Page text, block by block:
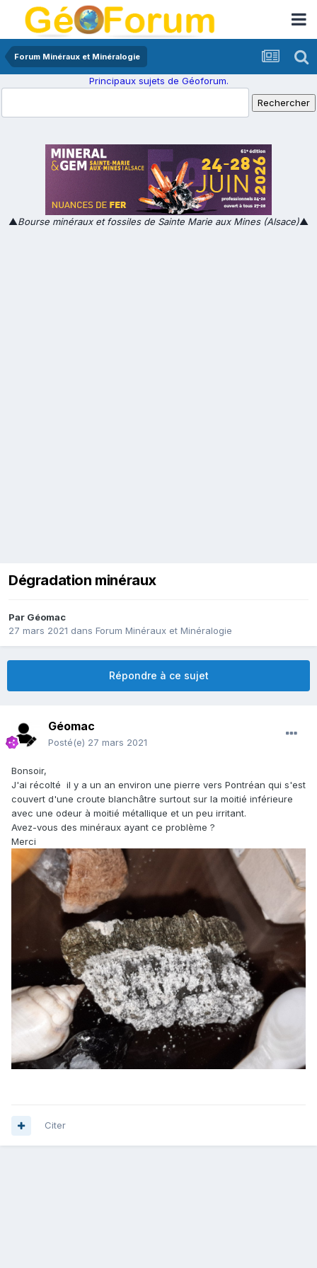
Forum Minéraux et Minéralogie
Principaux sujets de Géoforum.
▲Bourse minéraux et fossiles de Sainte Marie aux Mines (Alsace)▲
Dégradation minéraux
Par Géomac
27 mars 2021 dans Forum Minéraux et Minéralogie
Répondre à ce sujet
Géomac
Posté(e) 27 mars 2021
Bonsoir,
J'ai récolté il y a un an environ une pierre vers Pontréan qui s'est
couvert d'une croute blanchâtre surtout sur la moitié inférieure
avec une odeur à moitié métallique et un peu irritant.
Avez-vous des minéraux ayant ce problème ?
Merci
Citer